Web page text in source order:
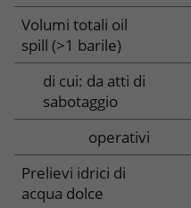
Volumi totali oil
spill (>1 barile)
di cui: da atti di
sabotaggio
operativi
Prelievi idrici di
acqua dolce